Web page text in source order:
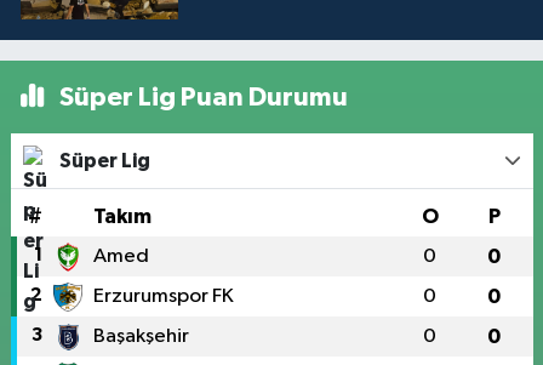
Süper Lig Puan Durumu
Süper Lig
# Takım O P
1 Amed 0 0
2 Erzurumspor FK 0 0
3 Başakşehir 0 0